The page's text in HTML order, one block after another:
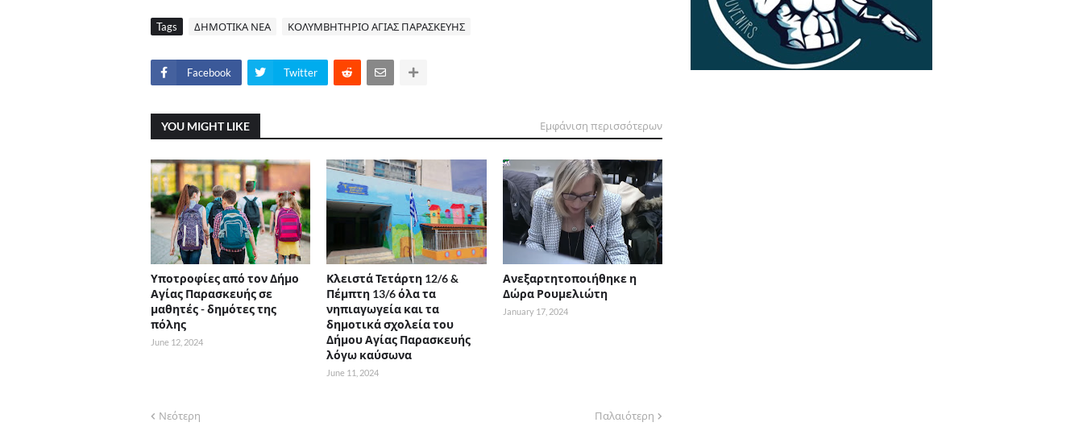
Tags ΔΗΜΟΤΙΚΑ ΝΕΑ ΚΟΛΥΜΒΗΤΗΡΙΟ ΑΓΙΑΣ ΠΑΡΑΣΚΕΥΗΣ
Facebook Twitter
YOU MIGHT LIKE Εμφάνιση περισσότερων
Υποτροφίες από τον Δήμο
Αγίας Παρασκευής σε
μαθητές - δημότες της
πόλης
June 12, 2024
Κλειστά Τετάρτη 12/6 &
Πέμπτη 13/6 όλα τα
νηπιαγωγεία και τα
δημοτικά σχολεία του
Δήμου Αγίας Παρασκευής
λόγω καύσωνα
June 11, 2024
Ανεξαρτητοποιήθηκε η
Δώρα Ρουμελιώτη
January 17, 2024
Νεότερη Παλαιότερη